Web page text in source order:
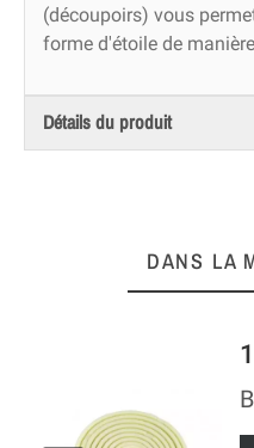
(découpoirs) vous
forme d'étoile de
Détails du produit
DANS LA